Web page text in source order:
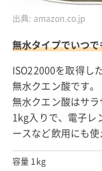
出典: amazon.co.jp
無水タイプでいつ
ISO22000を取得し
無水クエン酸です。
無水クエン酸はサラ
1kg入りで、電子レ
ースなど飲用にも使
容量 1kg